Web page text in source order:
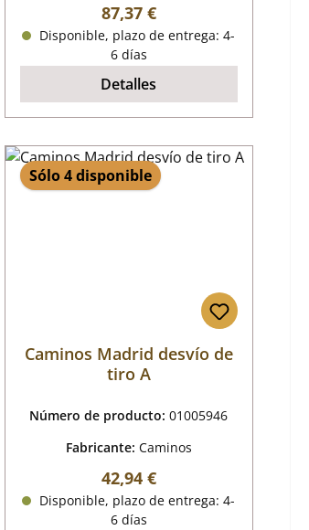
Precio normal:
87,37 €
Disponible, plazo de entrega: 4-
6 días
Detalles
Sólo 4 disponible
Caminos Madrid desvío de
tiro A
Número de producto:01005946
Fabricante: Caminos
Precio normal:
42,94 €
Disponible, plazo de entrega: 4-
6 días